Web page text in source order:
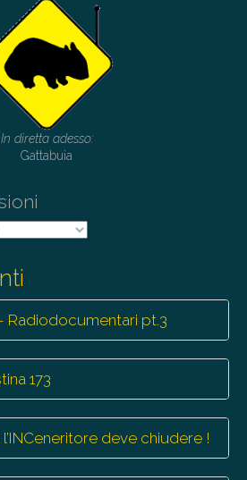
In diretta adesso:
Gattabuia
Radiodocumentari pt.3
173
deve chiudere !